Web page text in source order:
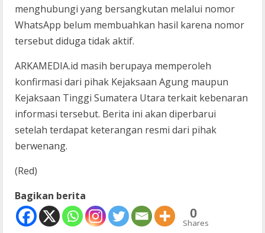
menghubungi yang bersangkutan melalui nomor
WhatsApp belum membuahkan hasil karena nomor
tersebut diduga tidak aktif.
ARKAMEDIA.id masih berupaya memperoleh
konfirmasi dari pihak Kejaksaan Agung maupun
Kejaksaan Tinggi Sumatera Utara terkait kebenaran
informasi tersebut. Berita ini akan diperbarui
setelah terdapat keterangan resmi dari pihak
berwenang.
(Red)
Bagikan berita
0
Shares